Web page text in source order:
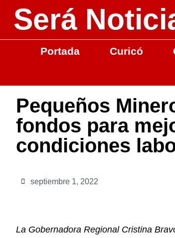
Será
Portada Curicó
Pequeños
fondos para
condiciones
septiembre 1, 2022
La Gobernadora Regional Cristina